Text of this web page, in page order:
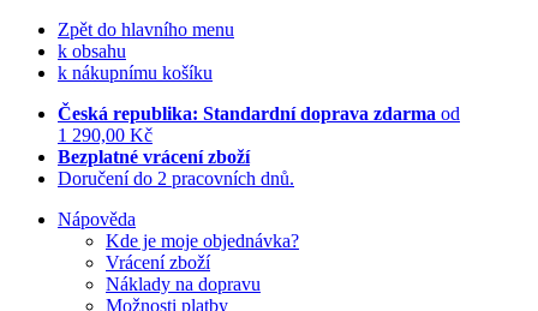
Zpět do hlavního menu
k obsahu
k nákupnímu košíku
Česká republika: Standardní doprava zdarma od
1 290,00 Kč
Bezplatné vrácení zboží
Doručení do 2 pracovních dnů.
Nápověda
Kde je moje objednávka?
Vrácení zboží
Náklady na dopravu
Možnosti platby